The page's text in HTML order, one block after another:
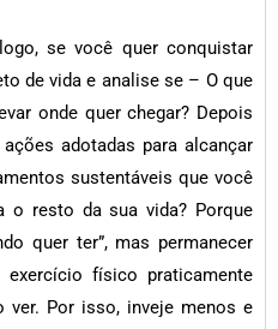
se você quer conquistar
de vida e analise se – O que
onde quer chegar? Depois
adotadas para alcançar
sustentáveis que você
o resto da sua vida? Porque
quer ter”, mas permanecer
físico praticamente
Por isso, inveje menos e